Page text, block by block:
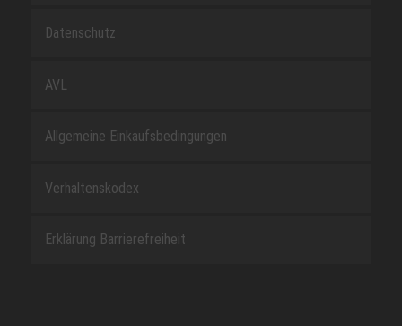
Datenschutz
AVL
Allgemeine Einkaufsbedingungen
Verhaltenskodex
Erklärung Barrierefreiheit